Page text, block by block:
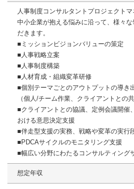
人事制度コンサルタントプロジェクト
中小企業が抱える悩みに沿って、様々
だきます。
■ミッションビジョンバリューの策定
■人事戦略立案
■人事制度構築
■人材育成・組織変革研修
■個別テーマごとのアウトプットの導き
（個人/チーム作業、クライアントとの共
■クライアントとの協議、定例会議開催
おける意思決定支援
■伴走型支援の実務、戦略や変革の実行
■PDCAサイクルのモニタリング支援
■幅広い分野にわたるコンサルティン
想定年収